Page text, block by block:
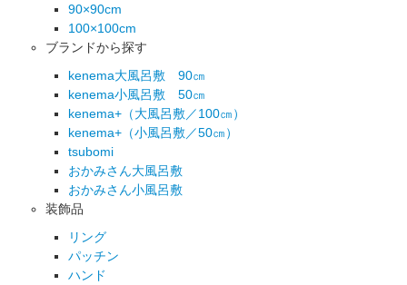
90×90cm
100×100cm
ブランドから探す
kenema大風呂敷 90㎝
kenema小風呂敷 50㎝
kenema+（大風呂敷／100㎝）
kenema+（小風呂敷／50㎝）
tsubomi
おかみさん大風呂敷
おかみさん小風呂敷
装飾品
リング
パッチン
ハンド